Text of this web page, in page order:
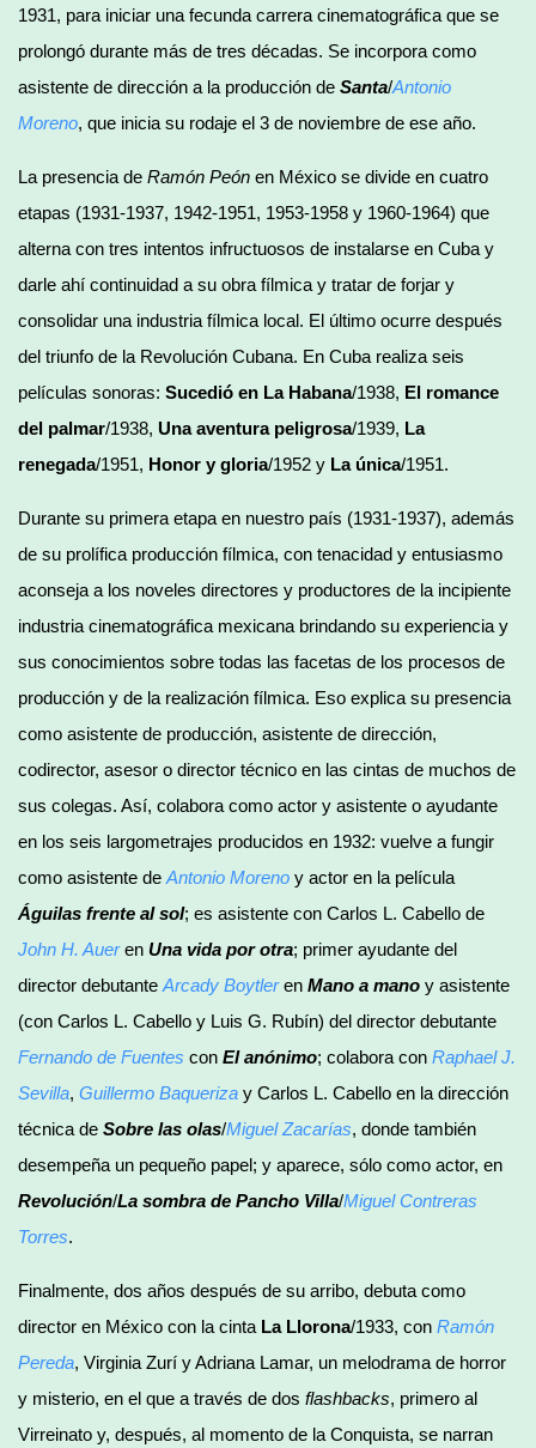
1931, para iniciar una fecunda carrera cinematográfica que se
prolongó durante más de tres décadas. Se incorpora como
asistente de dirección a la producción de Santa/Antonio
Moreno, que inicia su rodaje el 3 de noviembre de ese año.
La presencia de Ramón Peón en México se divide en cuatro
etapas (1931-1937, 1942-1951, 1953-1958 y 1960-1964) que
alterna con tres intentos infructuosos de instalarse en Cuba y
darle ahí continuidad a su obra fílmica y tratar de forjar y
consolidar una industria fílmica local. El último ocurre después
del triunfo de la Revolución Cubana. En Cuba realiza seis
películas sonoras: Sucedió en La Habana/1938, El romance
del palmar/1938, Una aventura peligrosa/1939, La
renegada/1951, Honor y gloria/1952 y La única/1951.
Durante su primera etapa en nuestro país (1931-1937), además
de su prolífica producción fílmica, con tenacidad y entusiasmo
aconseja a los noveles directores y productores de la incipiente
industria cinematográfica mexicana brindando su experiencia y
sus conocimientos sobre todas las facetas de los procesos de
producción y de la realización fílmica. Eso explica su presencia
como asistente de producción, asistente de dirección,
codirector, asesor o director técnico en las cintas de muchos de
sus colegas. Así, colabora como actor y asistente o ayudante
en los seis largometrajes producidos en 1932: vuelve a fungir
como asistente de Antonio Moreno y actor en la película
Águilas frente al sol; es asistente con Carlos L. Cabello de
John H. Aueren Una vida por otra; primer ayudante del
director debutante Arcady Boytleren Mano a mano y asistente
(con Carlos L. Cabello y Luis G. Rubín) del director debutante
Fernando de Fuentes con El anónimo; colabora con Raphael J.
Sevilla, Guillermo Baqueriza y Carlos L. Cabello en la dirección
técnica de Sobre las olas/Miguel Zacarías, donde también
desempeña un pequeño papel; y aparece, sólo como actor, en
Revolución/La sombra de Pancho Villa/Miguel Contreras
Torres.
Finalmente, dos años después de su arribo, debuta como
director en México con la cinta La Llorona/1933, con Ramón
Pereda, Virginia Zurí y Adriana Lamar, un melodrama de horror
y misterio, en el que a través de dos flashbacks, primero al
Virreinato y, después, al momento de la Conquista, se narran